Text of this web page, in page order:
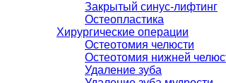
Закрытый синус-лифтинг
Остеопластика
Хирургические операции
Остеотомия челюсти
Остеотомия нижней
Удаление зуба